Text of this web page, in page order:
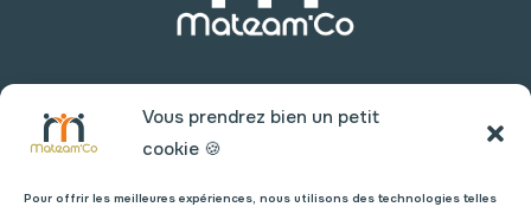
Vous prendrez bien un petit
cookie 🍪
Pour offrir les meilleures expériences, nous utilisons des technologies telles